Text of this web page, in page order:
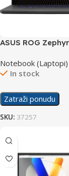
ASUS ROG
Notebook (Laptopi)
In stock
Zatraži ponudu
SKU: 37257